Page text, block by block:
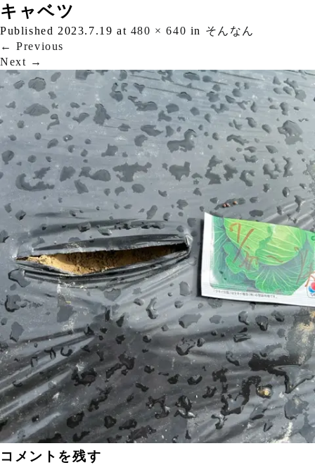
キャベツ
Published 2023.7.19 at 480 × 640 in そんなん
← Previous
Next →
コメントを残す